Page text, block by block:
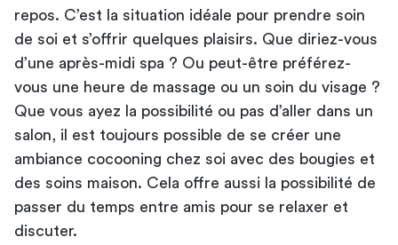
repos. C’est la situation idéale pour prendre soin
de soi et s’offrir quelques plaisirs. Que diriez-vous
d’une après-midi spa ? Ou peut-être préférez-
vous une heure de massage ou un soin du visage ?
Que vous ayez la possibilité ou pas d’aller dans un
salon, il est toujours possible de se créer une
ambiance cocooning chez soi avec des bougies et
des soins maison. Cela offre aussi la possibilité de
passer du temps entre amis pour se relaxer et
discuter.